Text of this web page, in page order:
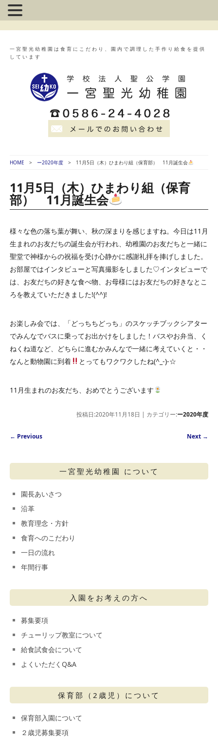
一宮聖光幼稚園は食育にこだわり、園内で調理した手作り給食を提供
しています
HOME ー2020年度 11月5日（木）ひまわり組（保育部） 11月誕生会
11月5日（木）ひまわり組（保育
部） 11月誕生会
様々な色の落ち葉が舞い、秋の深まりを感じますね。今日は11月
生まれのお友だちの誕生会が行われ、幼稚園のお友だちと一緒に
聖堂で神様からの祝福を受け心静かに感謝礼拝を捧げしました。
お部屋ではインタビューと写真撮影をしました♡インタビューで
は、お友だちの好きな食べ物、お母様にはお友だちの好きなとこ
ろを教えていただきました!(^^)!
お楽しみ会では、「どっちちどっち」のスケッチブックシアター
でみんなでバスに乗ってお出かけをしました！バスやお弁当、く
ねくね道など、どちらに進むかみんなで一緒に考えていくと・・
なんと動物園に到着
とってもワクワクしたね(^_-)-☆
11月生まれのお友だち、おめでとうございます
投稿日:2020年11月18日 | カテゴリー:ー2020年度
Post navigation
← Previous Next →
一宮聖光幼稚園 について
園長あいさつ
沿革
教育理念・方針
食育へのこだわり
一日の流れ
年間行事
入園をお考えの方へ
募集要項
チューリップ教室について
給食試食会について
よくいただくQ&A
保育部（2歳児）について
保育部入園について
２歳児募集要項